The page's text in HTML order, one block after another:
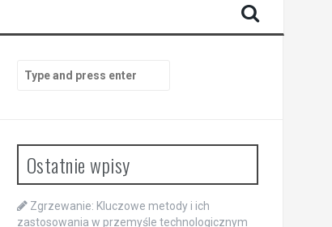
for:
Ostatnie wpisy
Zgrzewanie: Kluczowe metody i ich
zastosowania w przemyśle technologicznym